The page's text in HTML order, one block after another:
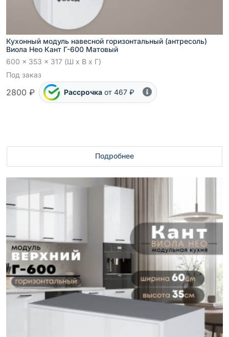
Кухонный модуль навесной горизонтальный (антресоль)
Виола Нео Кант Г-600 Матовый
600 x 353 x 317 (Ш x В x Г)
Под заказ
2800 ₽ Рассрочка от 467 ₽
Подробнее